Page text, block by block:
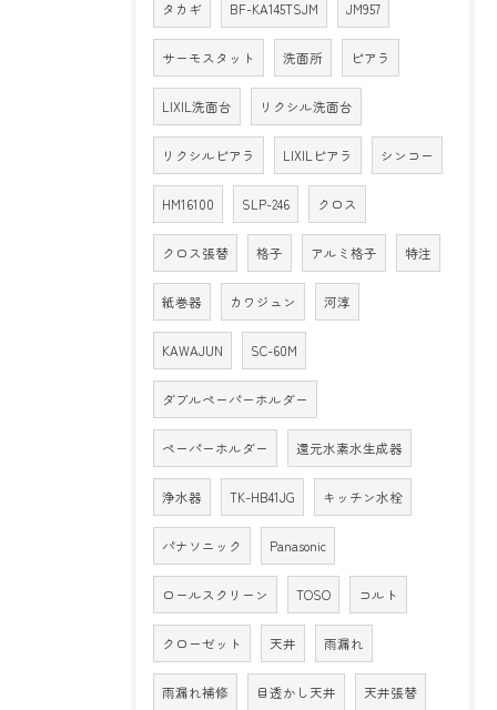
タカギ BF-KA145TSJM JM957
サーモスタット 洗面所 ピアラ
LIXIL洗面台 リクシル洗面台
リクシルピアラ LIXILピアラ シンコー
HM16100 SLP-246 クロス
クロス張替 格子 アルミ格子 特注
紙巻器 カワジュン 河淳
KAWAJUN SC-60M
ダブルペーパーホルダー
ペーパーホルダー 還元水素水生成器
浄水器 TK-HB41JG キッチン水栓
パナソニック Panasonic
ロールスクリーン TOSO コルト
クローゼット 天井 雨漏れ
雨漏れ補修 目透かし天井 天井張替